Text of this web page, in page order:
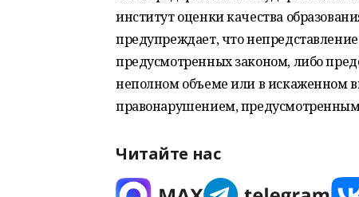
институт оценки качества
предупреждает, что
предусмотренных законом, либо
неполном объеме или в искаженном
правонарушением, предусмотренным
Читайте нас